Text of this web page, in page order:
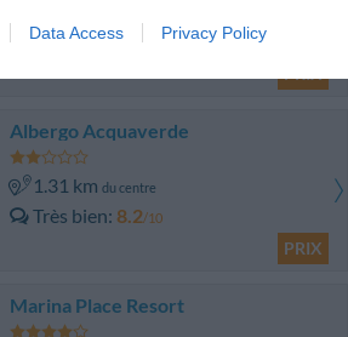
Data Access Privacy Policy
Bien 7.5/10
Albergo Acquaverde
1.31 km du centre
Très bien 8.2/10
PRIX
Marina Place Resort